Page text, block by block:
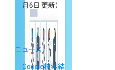
月6日 更新）
ニュース
Google検索結